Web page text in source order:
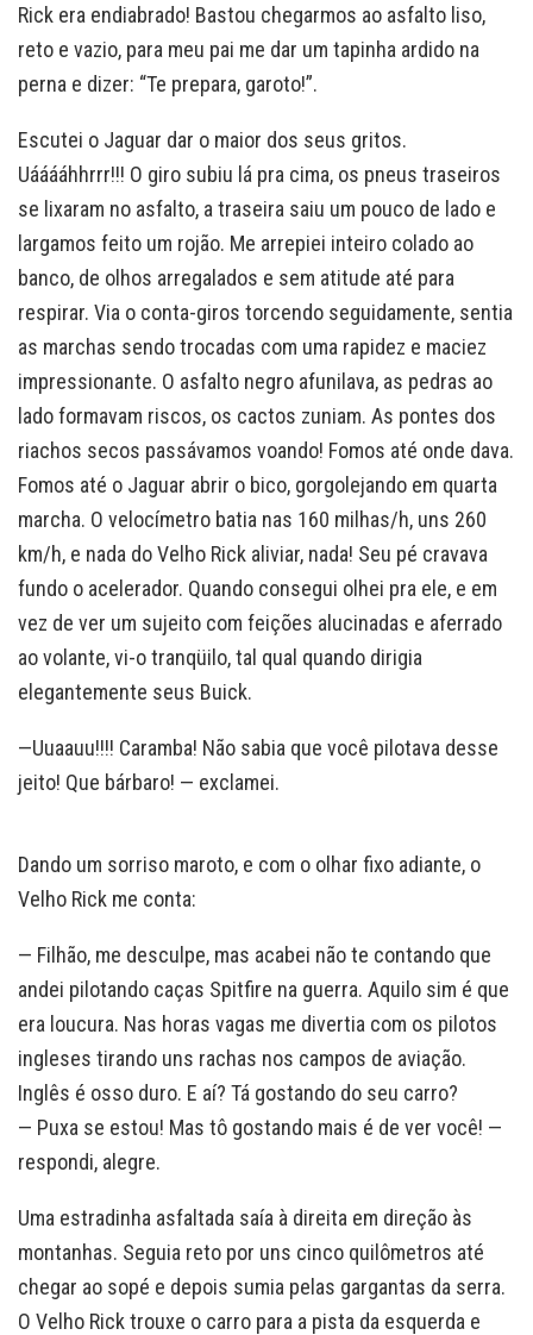
Rick era endiabrado! Bastou chegarmos ao asfalto liso,
reto e vazio, para meu pai me dar um tapinha ardido na
perna e dizer: “Te prepara, garoto!”.
Escutei o Jaguar dar o maior dos seus gritos.
Uááááhhrrr!!! O giro subiu lá pra cima, os pneus traseiros
se lixaram no asfalto, a traseira saiu um pouco de lado e
largamos feito um rojão. Me arrepiei inteiro colado ao
banco, de olhos arregalados e sem atitude até para
respirar. Via o conta-giros torcendo seguidamente, sentia
as marchas sendo trocadas com uma rapidez e maciez
impressionante. O asfalto negro afunilava, as pedras ao
lado formavam riscos, os cactos zuniam. As pontes dos
riachos secos passávamos voando! Fomos até onde dava.
Fomos até o Jaguar abrir o bico, gorgolejando em quarta
marcha. O velocímetro batia nas 160 milhas/h, uns 260
km/h, e nada do Velho Rick aliviar, nada! Seu pé cravava
fundo o acelerador. Quando consegui olhei pra ele, e em
vez de ver um sujeito com feições alucinadas e aferrado
ao volante, vi-o tranqüilo, tal qual quando dirigia
elegantemente seus Buick.
—Uuaauu!!!! Caramba! Não sabia que você pilotava desse
jeito! Que bárbaro! — exclamei.
Dando um sorriso maroto, e com o olhar fixo adiante, o
Velho Rick me conta:
— Filhão, me desculpe, mas acabei não te contando que
andei pilotando caças Spitfire na guerra. Aquilo sim é que
era loucura. Nas horas vagas me divertia com os pilotos
ingleses tirando uns rachas nos campos de aviação.
Inglês é osso duro. E aí? Tá gostando do seu carro?
— Puxa se estou! Mas tô gostando mais é de ver você! —
respondi, alegre.
Uma estradinha asfaltada saía à direita em direção às
montanhas. Seguia reto por uns cinco quilômetros até
chegar ao sopé e depois sumia pelas gargantas da serra.
O Velho Rick trouxe o carro para a pista da esquerda e